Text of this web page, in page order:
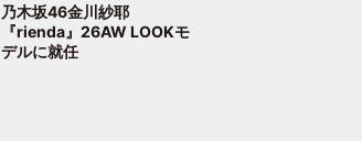
乃木坂46金川紗耶
『rienda』26AW LOOKモ
デルに就任